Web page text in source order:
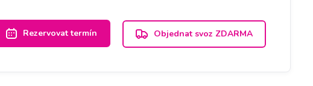
Rezervovat termín Objednat svoz ZDARMA